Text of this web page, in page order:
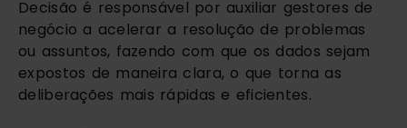
Decisão é responsável por auxiliar gestores de
negócio a acelerar a resolução de problemas
ou assuntos, fazendo com que os dados sejam
expostos de maneira clara, o que torna as
deliberações mais rápidas e eficientes.